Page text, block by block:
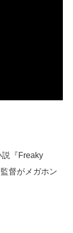
『Freaky
督がメガホン